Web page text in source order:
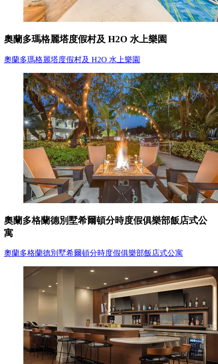
奧蘭多瑪格麗塔度假村及 H2O 水上樂園
奧蘭多瑪格麗塔度假村及 H2O 水上樂園
奧蘭多格蘭德別墅希爾頓分時度假俱樂部飯店式公
寓
奧蘭多格蘭德別墅希爾頓分時度假俱樂部飯店式公寓